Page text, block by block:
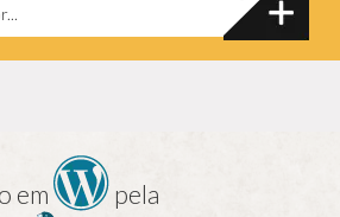
em pela